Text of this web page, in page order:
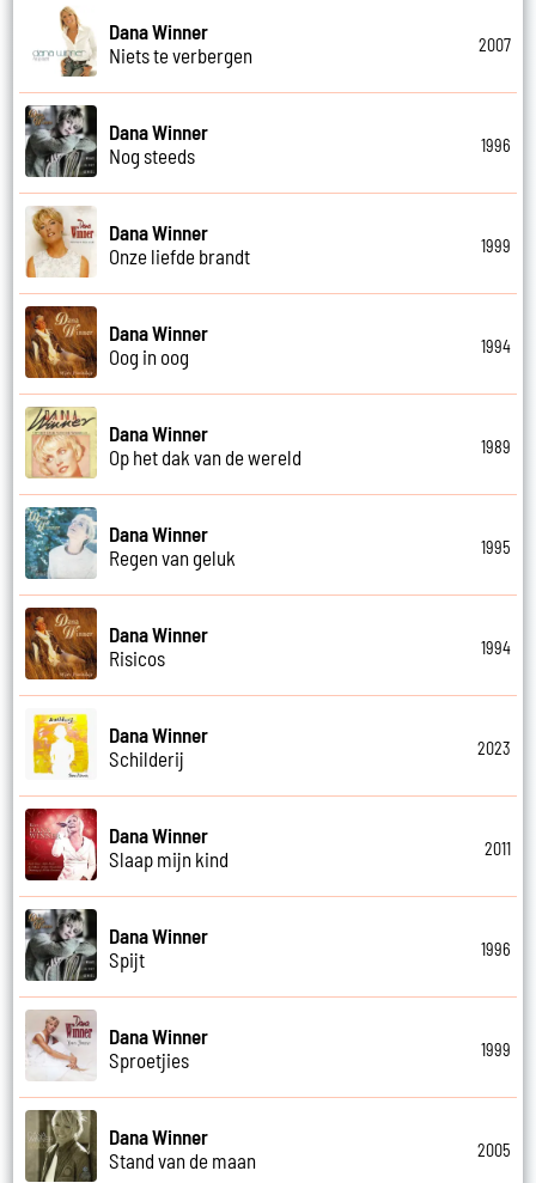
Dana Winner
Niets te verbergen
2007
Dana Winner
Nog steeds
1996
Dana Winner
Onze liefde brandt
1999
Dana Winner
Oog in oog
1994
Dana Winner
Op het dak van de wereld
1989
Dana Winner
Regen van geluk
1995
Dana Winner
Risicos
1994
Dana Winner
Schilderij
2023
Dana Winner
Slaap mijn kind
2011
Dana Winner
Spijt
1996
Dana Winner
Sproetjies
1999
Dana Winner
Stand van de maan
2005